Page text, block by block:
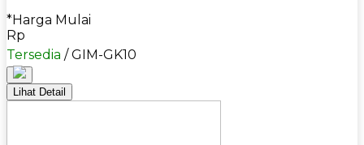
*Harga Mulai
Rp
Tersedia / GIM-GK10
Lihat Detail